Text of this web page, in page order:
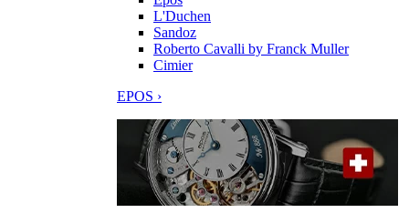
L'Duchen
Sandoz
Roberto Cavalli by Franck Muller
Cimier
EPOS ›